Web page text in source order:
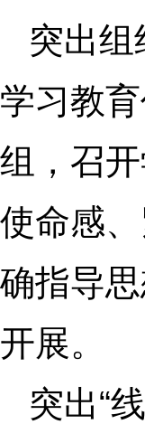
突出
学习教
组，召
使命感
确指导
开展。
突出“